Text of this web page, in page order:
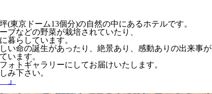
(東京ドーム13個分)の自然の中にあるホテルです。
ブなどの野菜が栽培されていたり、
暮らしています。
い命の誕生があったり、絶景あり、感動ありの出来事が
います。
ォトギャラリーにしてお届けいたします。
み下さい。
」